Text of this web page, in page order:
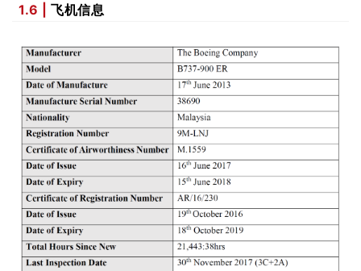
1.6 | 飞机信息